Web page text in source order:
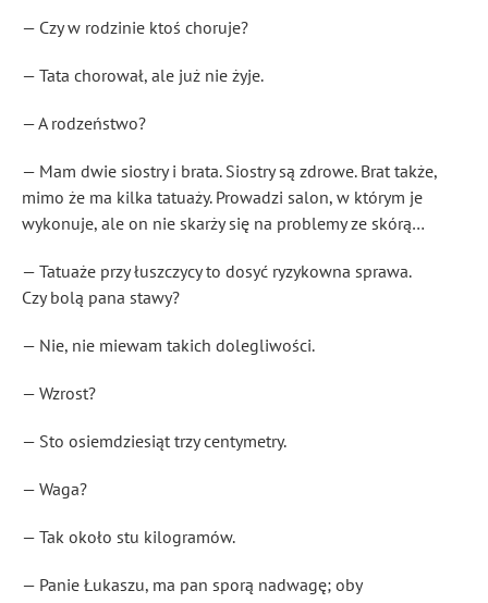
— Czy w rodzinie ktoś choruje?
— Tata chorował, ale już nie żyje.
— A rodzeństwo?
— Mam dwie siostry i brata. Siostry są zdrowe. Brat także,
mimo że ma kilka tatuaży. Prowadzi salon, w którym je
wykonuje, ale on nie skarży się na problemy ze skórą…
— Tatuaże przy łuszczycy to dosyć ryzykowna sprawa.
Czy bolą pana stawy?
— Nie, nie miewam takich dolegliwości.
— Wzrost?
— Sto osiemdziesiąt trzy centymetry.
— Waga?
— Tak około stu kilogramów.
— Panie Łukaszu, ma pan sporą nadwagę; oby